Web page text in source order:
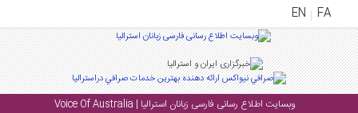
FA
EN
وبسایت اطلاع رسانی فارسی زبانان استرالیا | Voice Of Australia
منوی
اصلی